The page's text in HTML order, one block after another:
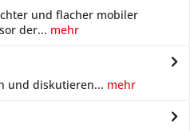
und flacher mobiler
der... mehr
und diskutieren... mehr